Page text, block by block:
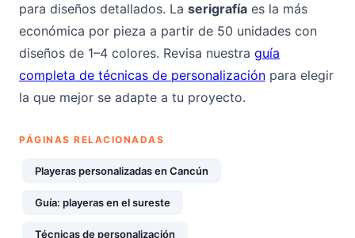
para diseños detallados. La serigrafía es la más
económica por pieza a partir de 50 unidades con
diseños de 1–4 colores. Revisa nuestra guía
completa de técnicas de personalización para elegir
la que mejor se adapte a tu proyecto.
PÁGINAS RELACIONADAS
Playeras personalizadas en Cancún
Guía: playeras en el sureste
Técnicas de personalización